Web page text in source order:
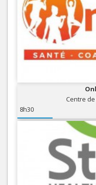
Centre
8h30